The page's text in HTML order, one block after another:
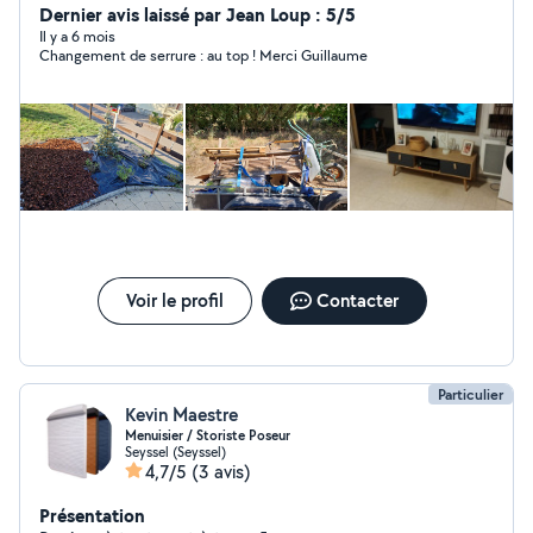
Dernier avis laissé par Jean Loup : 5/5
Il y a 6 mois
Changement de serrure : au top ! Merci Guillaume
Voir le profil Contacter
Particulier
Kevin Maestre
Menuisier / Storiste Poseur
Seyssel (Seyssel)
4,7/5 (3 avis)
Présentation